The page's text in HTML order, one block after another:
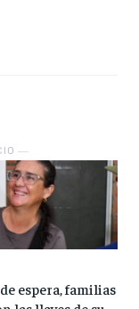
―
espera, familias